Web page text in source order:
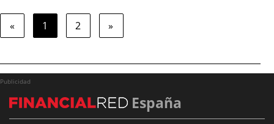
« 1 2 »
Publicidad
España